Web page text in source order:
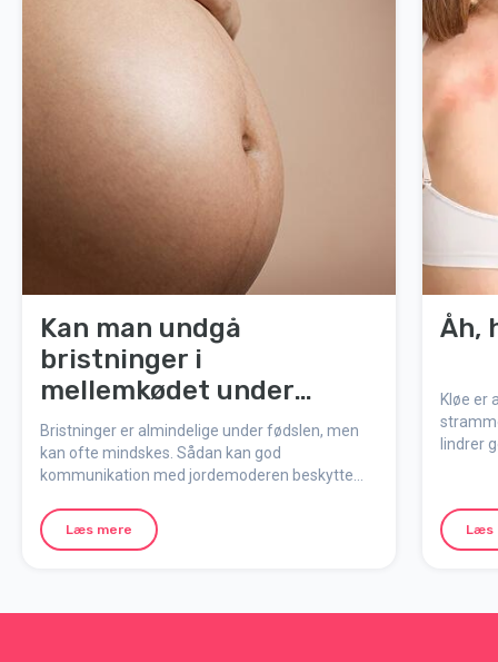
Kan man undgå
bristninger i
mellemkødet under
fødslen?
Bristninger er almindelige under fødslen, men
kan ofte mindskes. Sådan kan god
kommunikation med jordemoderen beskytte
Læs mere
Åh,
Kløe er
lindrer
Læs